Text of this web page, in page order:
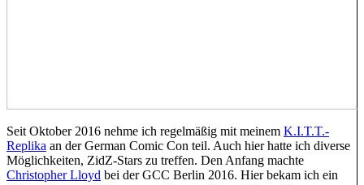
Seit Oktober 2016 nehme ich regelmäßig mit meinem K.I.T.T.-
Replika an der German Comic Con teil. Auch hier hatte ich diverse
Möglichkeiten, ZidZ-Stars zu treffen. Den Anfang machte
Christopher Lloyd bei der GCC Berlin 2016. Hier bekam ich ein